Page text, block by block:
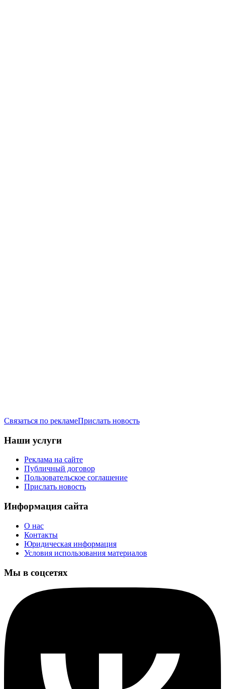
Связаться по рекламеПрислать новость
Наши услуги
Реклама на сайте
Публичный договор
Пользовательское соглашение
Прислать новость
Информация сайта
О нас
Контакты
Юридическая информация
Условия использования материалов
Мы в соцсетях